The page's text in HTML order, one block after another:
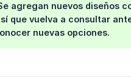
agregan nuevos diseños
que vuelva a consultar
nuevas opciones.